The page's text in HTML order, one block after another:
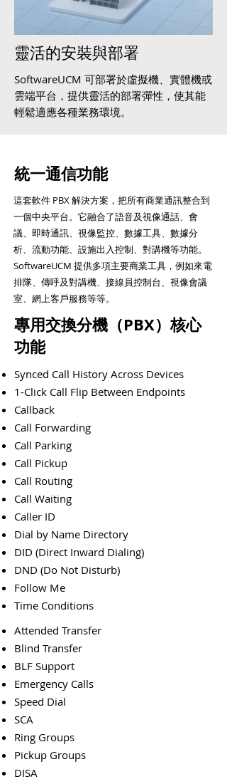
靈活的安裝與部署
SoftwareUCM 可部署於虛擬機、實體機或
雲端平台，提供靈活的部署彈性，使其能
輕鬆適應各種業務環境。
統一通信功能
這套軟件 PBX 解決方案，把所有商業通訊整合到
一個中央平台。它融合了語音及視像通話、會
議、即時通訊、視像監控、數據工具、數據分
析、流動功能、設施出入控制、對講機等功能。
SoftwareUCM 提供多項主要商業工具，例如來電
排隊、傳呼及對講機、接線員控制台、視像會議
室、網上客戶服務等等。
專用交換分機（PBX）核心
功能
Synced Call History Across Devices
1-Click Call Flip Between Endpoints
Callback
Call Forwarding
Call Parking
Call Pickup
Call Routing
Call Waiting
Caller ID
Dial by Name Directory
DID (Direct Inward Dialing)
DND (Do Not Disturb)
Follow Me
Time Conditions
Attended Transfer
Blind Transfer
BLF Support
Emergency Calls
Speed Dial
SCA
Ring Groups
Pickup Groups
DISA